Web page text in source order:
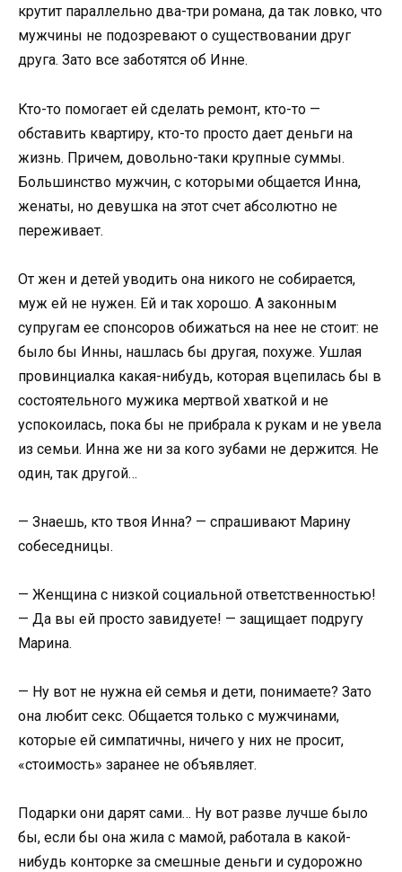
крутит параллельно два-три романа, да так ловко, что
мужчины не подозревают о существовании друг
друга. Зато все заботятся об Инне.
Кто-то помогает ей сделать ремонт, кто-то —
обставить квартиру, кто-то просто дает деньги на
жизнь. Причем, довольно-таки крупные суммы.
Большинство мужчин, с которыми общается Инна,
женаты, но девушка на этот счет абсолютно не
переживает.
От жен и детей уводить она никого не собирается,
муж ей не нужен. Ей и так хорошо. А законным
супругам ее спонсоров обижаться на нее не стоит: не
было бы Инны, нашлась бы другая, похуже. Ушлая
провинциалка какая-нибудь, которая вцепилась бы в
состоятельного мужика мертвой хваткой и не
успокоилась, пока бы не прибрала к рукам и не увела
из семьи. Инна же ни за кого зубами не держится. Не
один, так другой…
— Знаешь, кто твоя Инна? — спрашивают Марину
собеседницы.
— Женщина с низкой социальной ответственностью!
— Да вы ей просто завидуете! — защищает подругу
Марина.
— Ну вот не нужна ей семья и дети, понимаете? Зато
она любит секс. Общается только с мужчинами,
которые ей симпатичны, ничего у них не просит,
«стоимость» заранее не объявляет.
Подарки они дарят сами… Ну вот разве лучше было
бы, если бы она жила с мамой, работала в какой-
нибудь конторке за смешные деньги и судорожно